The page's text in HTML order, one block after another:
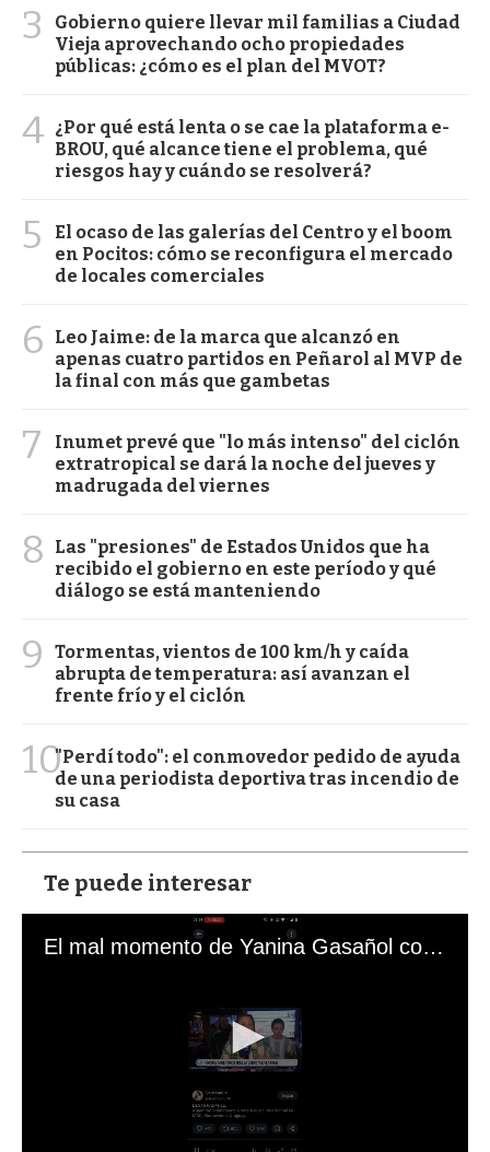
3
Gobierno quiere llevar mil familias a Ciudad
Vieja aprovechando ocho propiedades
públicas: ¿cómo es el plan del MVOT?
4 ¿Por qué está lenta o se cae la plataforma e-
BROU, qué alcance tiene el problema, qué
riesgos hay y cuándo se resolverá?
5
El ocaso de las galerías del Centro y el boom
en Pocitos: cómo se reconfigura el mercado
de locales comerciales
6
Leo Jaime: de la marca que alcanzó en
apenas cuatro partidos en Peñarol al MVP de
la final con más que gambetas
7
Inumet prevé que "lo más intenso" del ciclón
extratropical se dará la noche del jueves y
madrugada del viernes
8
Las "presiones" de Estados Unidos que ha
recibido el gobierno en este período y qué
diálogo se está manteniendo
9
Tormentas, vientos de 100 km/h y caída
abrupta de temperatura: así avanzan el
frente frío y el ciclón
10"Perdí todo": el conmovedor pedido de ayuda
de una periodista deportiva tras incendio de
su casa
Te puede interesar
El mal momento de Yanina Gasañol con un hincha argentino en "Subrayado"